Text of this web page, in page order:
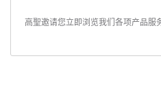
高聖邀请您立即浏览我们各项产品服